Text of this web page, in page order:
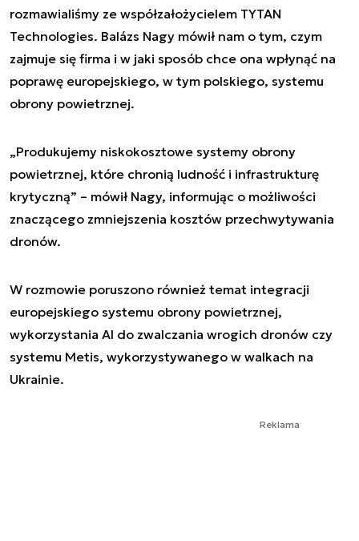
rozmawialiśmy ze współzałożycielem TYTAN
Technologies. Balázs Nagy mówił nam o tym, czym
zajmuje się firma i w jaki sposób chce ona wpłynąć na
poprawę europejskiego, w tym polskiego, systemu
obrony powietrznej.
„Produkujemy niskokosztowe systemy obrony
powietrznej, które chronią ludność i infrastrukturę
krytyczną” – mówił Nagy, informując o możliwości
znaczącego zmniejszenia kosztów przechwytywania
dronów.
W rozmowie poruszono również temat integracji
europejskiego systemu obrony powietrznej,
wykorzystania AI do zwalczania wrogich dronów czy
systemu Metis, wykorzystywanego w walkach na
Ukrainie.
Reklama